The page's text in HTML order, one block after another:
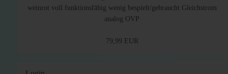
weinrot voll funktionsfähig wenig bespielt/gebraucht Gleichstrom
analog OVP
79,99 EUR